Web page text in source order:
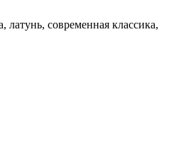
латунь, современная классика,